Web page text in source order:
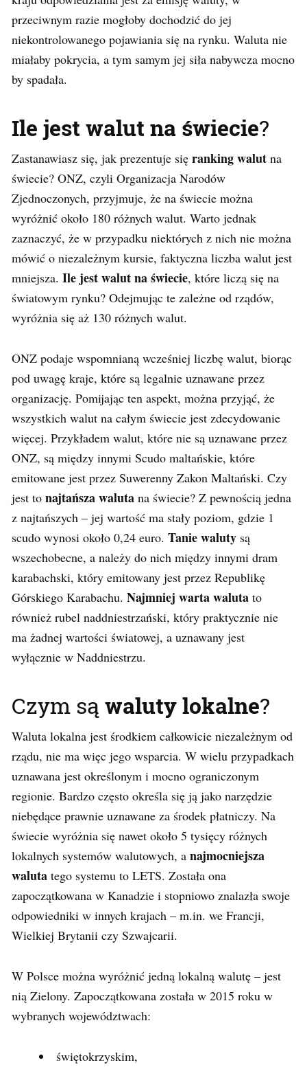
przeciwnym razie mogłoby dochodzić do jej
niekontrolowanego pojawiania się na rynku. Waluta nie
miałaby pokrycia, a tym samym jej siła nabywcza mocno
by spadała.
Ile jest walut na świecie?
Zastanawiasz się, jak prezentuje się ranking walut na
świecie? ONZ, czyli Organizacja Narodów
Zjednoczonych, przyjmuje, że na świecie można
wyróżnić około 180 różnych walut. Warto jednak
zaznaczyć, że w przypadku niektórych z nich nie można
mówić o niezależnym kursie, faktyczna liczba walut jest
mniejsza. Ile jest walut na świecie, które liczą się na
światowym rynku? Odejmując te zależne od rządów,
wyróżnia się aż 130 różnych walut.
ONZ podaje wspomnianą wcześniej liczbę walut, biorąc
pod uwagę kraje, które są legalnie uznawane przez
organizację. Pomijając ten aspekt, można przyjąć, że
wszystkich walut na całym świecie jest zdecydowanie
więcej. Przykładem walut, które nie są uznawane przez
ONZ, są między innymi Scudo maltańskie, które
emitowane jest przez Suwerenny Zakon Maltański. Czy
jest to najtańsza waluta na świecie? Z pewnością jedna
z najtańszych – jej wartość ma stały poziom, gdzie 1
scudo wynosi około 0,24 euro. Tanie waluty są
wszechobecne, a należy do nich między innymi dram
karabachski, który emitowany jest przez Republikę
Górskiego Karabachu. Najmniej warta waluta to
również rubel naddniestrzański, który praktycznie nie
ma żadnej wartości światowej, a uznawany jest
wyłącznie w Naddniestrzu.
Czym są waluty lokalne?
Waluta lokalna jest środkiem całkowicie niezależnym od
rządu, nie ma więc jego wsparcia. W wielu przypadkach
uznawana jest określonym i mocno ograniczonym
regionie. Bardzo często określa się ją jako narzędzie
niebędące prawnie uznawane za środek płatniczy. Na
świecie wyróżnia się nawet około 5 tysięcy różnych
lokalnych systemów walutowych, a najmocniejsza
waluta tego systemu to LETS. Została ona
zapoczątkowana w Kanadzie i stopniowo znalazła swoje
odpowiedniki w innych krajach – m.in. we Francji,
Wielkiej Brytanii czy Szwajcarii.
W Polsce można wyróżnić jedną lokalną walutę – jest
nią Zielony. Zapoczątkowana została w 2015 roku w
wybranych województwach:
świętokrzyskim,